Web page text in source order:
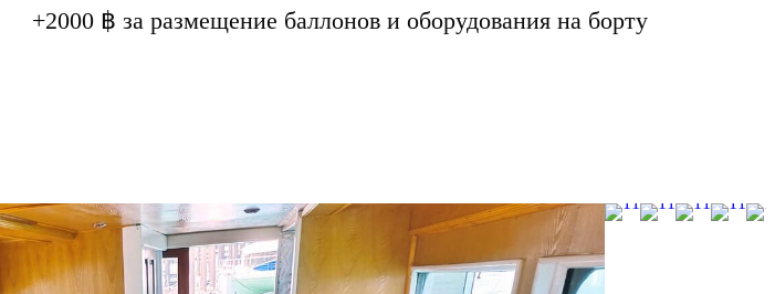
+2000 ฿ за размещение баллонов и оборудования на борту